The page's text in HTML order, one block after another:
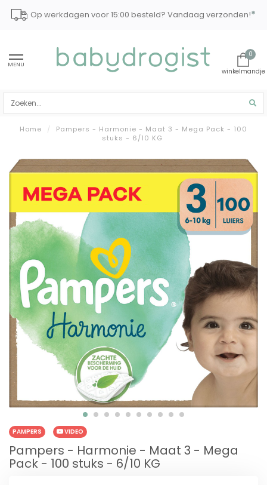
Op werkdagen voor 15:00 besteld? Vandaag verzonden!*
MENU
0
Home /
Pampers - Harmonie - Maat 3 - Mega Pack - 100
stuks - 6/10 KG
PAMPERS VIDEO
Pampers - Harmonie - Maat 3 - Mega
Pack - 100 stuks - 6/10 KG